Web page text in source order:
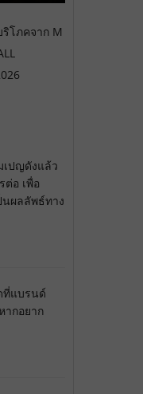
โภคจาก M
เปญดังแล้ว
ต่อ เพื่อ
นผลลัพธ์ทาง
ที่แบรนด์
ากอยาก